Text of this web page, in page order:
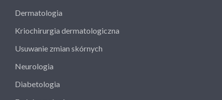
Dermatologia
Kriochirurgia dermatologiczna
Usuwanie zmian skórnych
Neurologia
Diabetologia